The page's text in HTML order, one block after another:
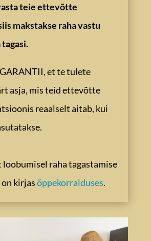
teie ettevõtte
makstakse raha vastu
et te tulete
asja, mis teid ettevõtte
reaalselt aitab, kui
raha tagastamise
kirjasõppekorralduses.